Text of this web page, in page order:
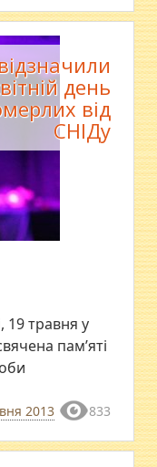
день
від
СНІДу
19 травня у
пам’яті
2013 833